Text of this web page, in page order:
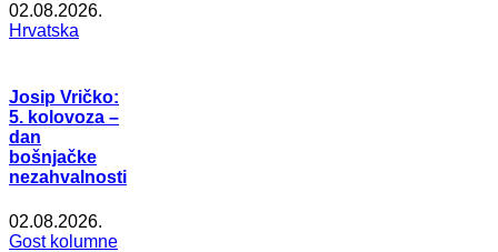
02.08.2026.
Hrvatska
Josip Vričko:
5. kolovoza –
dan
bošnjačke
nezahvalnosti
02.08.2026.
Gost kolumne